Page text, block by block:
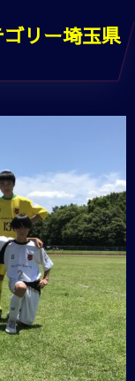
リー埼玉県